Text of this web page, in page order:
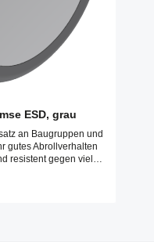
ESD, grau
an Baugruppen und
gutes Abrollverhalten
resistent gegen viele
geliefert. Der